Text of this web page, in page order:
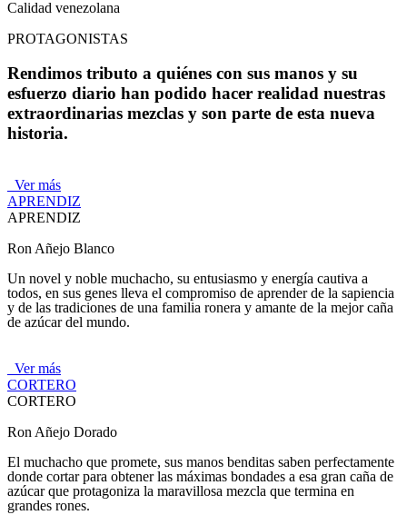
Calidad venezolana
PROTAGONISTAS
Rendimos tributo a quiénes con sus manos y su
esfuerzo diario han podido hacer realidad nuestras
extraordinarias mezclas y son parte de esta nueva
historia.
Ver más
APRENDIZ
APRENDIZ
Ron Añejo Blanco
Un novel y noble muchacho, su entusiasmo y energía cautiva a
todos, en sus genes lleva el compromiso de aprender de la sapiencia
y de las tradiciones de una familia ronera y amante de la mejor caña
de azúcar del mundo.
Ver más
CORTERO
CORTERO
Ron Añejo Dorado
El muchacho que promete, sus manos benditas saben perfectamente
donde cortar para obtener las máximas bondades a esa gran caña de
azúcar que protagoniza la maravillosa mezcla que termina en
grandes rones.